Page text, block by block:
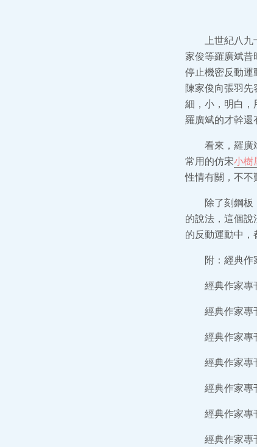
上世紀八九
家俊等羅廣斌
停止機密反動運
陳家俊向張羽先
細，小，明白，
羅廣斌的才幹還
看來，羅廣
常用的仿宋小樹
性情有關，不不
除了刻鋼板
的說法，這個說
的反動運動中，
附：經典作
經典作家
經典作家
經典作家
經典作家
經典作家
經典作家
經典作家